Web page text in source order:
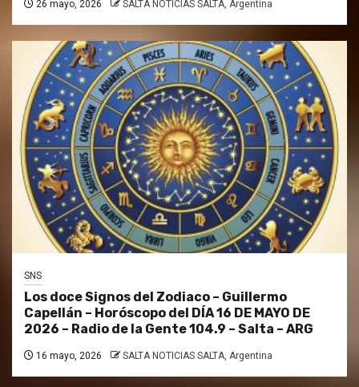
26 mayo, 2026 SALTA NOTICIAS SALTA, Argentina
SNS
Los doce Signos del Zodiaco – Guillermo
Capellán – Horóscopo del DÍA 16 DE MAYO DE
2026 – Radio de la Gente 104.9 – Salta – ARG
16 mayo, 2026 SALTA NOTICIAS SALTA, Argentina